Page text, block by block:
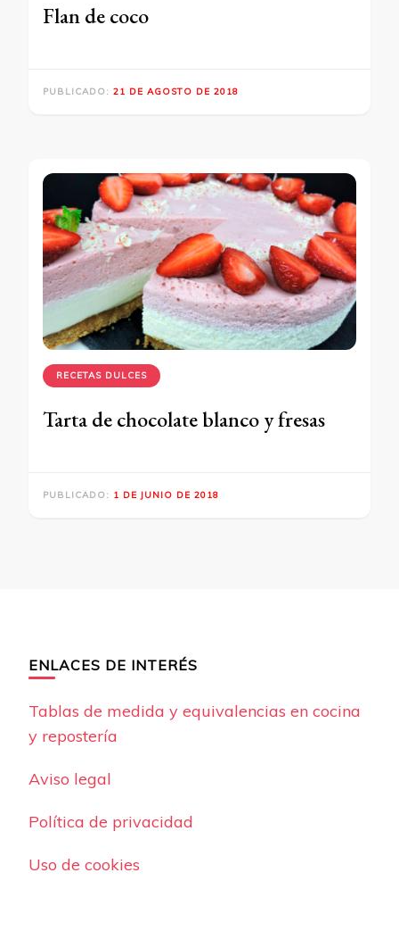
Flan de coco
PUBLICADO: 21 DE AGOSTO DE 2018
RECETAS DULCES
Tarta de chocolate blanco y fresas
PUBLICADO: 1 DE JUNIO DE 2018
ENLACES DE INTERÉS
Tablas de medida y equivalencias en cocina
y repostería
Aviso legal
Política de privacidad
Uso de cookies